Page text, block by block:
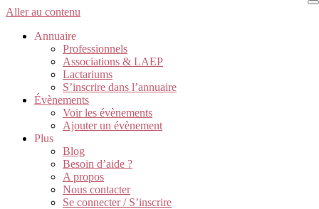
Aller au contenu
Annuaire
Professionnels
Associations & LAEP
Lactariums
S’inscrire dans l’annuaire
Évènements
Voir les évènements
Ajouter un évènement
Plus
Blog
Besoin d’aide ?
A propos
Nous contacter
Se connecter / S’inscrire